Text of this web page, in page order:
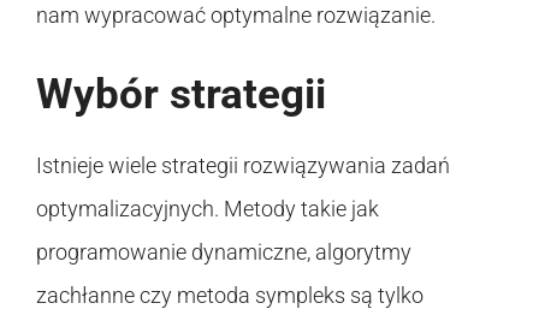
nam wypracować optymalne rozwiązanie.
Wybór strategii
Istnieje wiele strategii rozwiązywania zadań
optymalizacyjnych. Metody takie jak
programowanie dynamiczne, algorytmy
zachłanne czy metoda sympleks są tylko